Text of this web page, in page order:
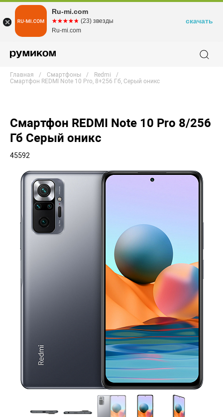
Главная Смартфоны
Redmi
Смартфон REDMI Note 10 Pro, 8+256 Гб, Серый оникс
Смартфон REDMI Note 10 Pro 8/256
Гб Серый оникс
45592
Ru-mi.com
☆☆☆☆☆
★★★★★ (23) звезды
Ru-mi.com
скачать